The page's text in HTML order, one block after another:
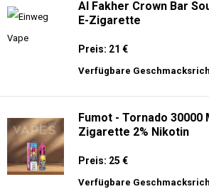
Al Fakher Crown Bar
E-Zigarette
Preis: 21 €
Verfügbare
Fumot - Tornado 30000
Zigarette 2% Nikotin
Preis: 25 €
Verfügbare